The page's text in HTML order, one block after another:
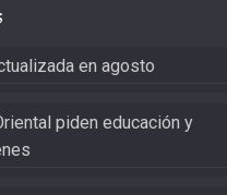
en agosto
piden educación y